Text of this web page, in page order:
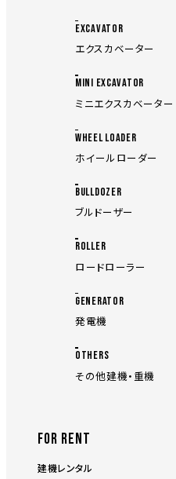
EXCAVATOR
エクスカベーター
MINI EXCAVATOR
ミニエクスカベーター
WHEEL LOADER
ホイールローダー
BULLDOZER
ブルドーザー
ROLLER
ロードローラー
GENERATOR
発電機
OTHERS
その他建機・重機
FOR RENT
建機レンタル